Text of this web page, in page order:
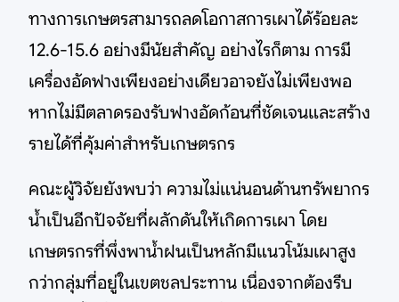
ทางการเกษตรสามารถลดโอกาสการเผาได้ร้อยละ
12.6-15.6 อย่างมีนัยสำคัญ อย่างไรก็ตาม การมี
เครื่องอัดฟางเพียงอย่างเดียวอาจยังไม่เพียงพอ
หากไม่มีตลาดรองรับฟางอัดก้อนที่ชัดเจนและสร้าง
รายได้ที่คุ้มค่าสำหรับเกษตรกร
คณะผู้วิจัยยังพบว่า ความไม่แน่นอนด้านทรัพยากร
น้ำเป็นอีกปัจจัยที่ผลักดันให้เกิดการเผา โดย
เกษตรกรที่พึ่งพาน้ำฝนเป็นหลักมีแนวโน้มเผาสูง
กว่ากลุ่มที่อยู่ในเขตชลประทาน เนื่องจากต้องรีบ